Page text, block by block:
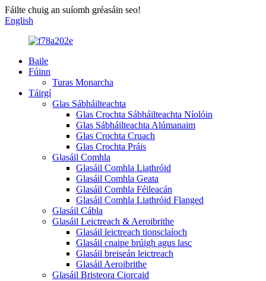
Fáilte chuig an suíomh gréasáin seo!
English
Baile
Fúinn
Turas Monarcha
Táirgí
Glas Sábháilteachta
Glas Crochta Sábháilteachta Níolóin
Glas Sábháilteachta Alúmanaim
Glas Crochta Cruach
Glas Crochta Práis
Glasáil Comhla
Glasáil Comhla Liathróid
Glasáil Comhla Geata
Glasáil Comhla Féileacán
Glasáil Comhla Liathróid Flanged
Glasáil Cábla
Glasáil Leictreach & Aeroibrithe
Glasáil leictreach tionsclaíoch
Glasáil cnaipe brúigh agus lasc
Glasáil breiseán leictreach
Glasáil Aeroibrithe
Glasáil Bristeora Ciorcaid